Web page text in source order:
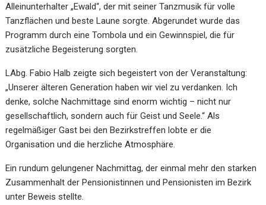
Alleinunterhalter „Ewald“, der mit seiner Tanzmusik für volle
Tanzflächen und beste Laune sorgte. Abgerundet wurde das
Programm durch eine Tombola und ein Gewinnspiel, die für
zusätzliche Begeisterung sorgten.
LAbg. Fabio Halb zeigte sich begeistert von der Veranstaltung:
„Unserer älteren Generation haben wir viel zu verdanken. Ich
denke, solche Nachmittage sind enorm wichtig – nicht nur
gesellschaftlich, sondern auch für Geist und Seele.“ Als
regelmäßiger Gast bei den Bezirkstreffen lobte er die
Organisation und die herzliche Atmosphäre.
Ein rundum gelungener Nachmittag, der einmal mehr den starken
Zusammenhalt der Pensionistinnen und Pensionisten im Bezirk
unter Beweis stellte.